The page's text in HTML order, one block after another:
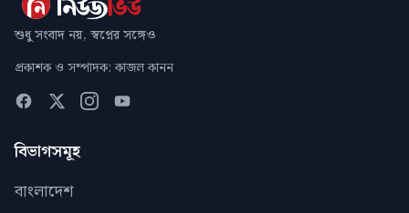
শুধু সংবাদ নয়, স্বপ্নের সঙ্গেও
প্রকাশক ও সম্পাদক: কাজল কানন
বিভাগসমূহ
বাংলাদেশ